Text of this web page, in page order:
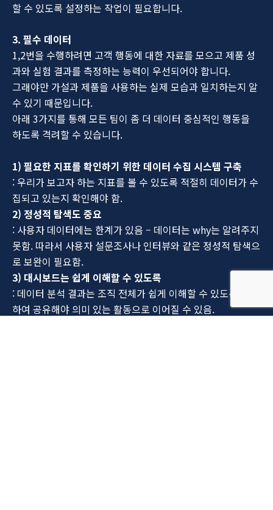
할 수 있도록 설정하는 작업이 필요합니다.
3. 필수 데이터
1,2번을 수행하려면 고객 행동에 대한 자료를 모으고 제품 성
과와 실험 결과를 측정하는 능력이 우선되어야 합니다.
그래야만 가설과 제품을 사용하는 실제 모습과 일치하는지 알
수 있기 때문입니다.
아래 3가지를 통해 모든 팀이 좀 더 데이터 중심적인 행동을
하도록 격려할 수 있습니다.
1) 필요한 지표를 확인하기 위한 데이터 수집 시스템 구축
: 우리가 보고자 하는 지표를 볼 수 있도록 적절히 데이터가 수
집되고 있는지 확인해야 함.
2) 정성적 탐색도 중요
: 사용자 데이터에는 한계가 있음 – 데이터는 why는 알려주지
못함. 따라서 사용자 설문조사나 인터뷰와 같은 정성적 탐색으
로 보완이 필요함.
3) 대시보드는 쉽게 이해할 수 있도록
: 데이터 분석 결과는 조직 전체가 쉽게 이해할 수 있도록 가공
하여 공유해야 의미 있는 활동으로 이어질 수 있음.